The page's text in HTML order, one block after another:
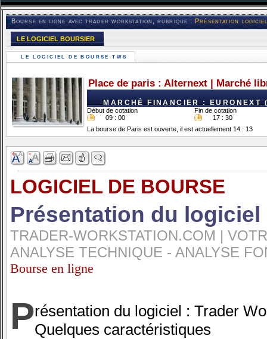
Bourse en ligne avec trader workstation, rubrique :Présentation
LE LOGICIEL BOURSIER
LE LOGICIEL DE BOURSE TWS
Place de paris : Alternext | Marché
MARCHÉ FINANCIER : EURONEXT
Début de cotation
Fin de cotation
09 : 00
17 : 30
La bourse de Paris est ouverte, il est actuellement 14 : 13
LOGICIEL DE BOURSE
Présentation du
TRADER-WORKSTATION.COM |
ANALYSE TECHNIQUE - ANALYSE
Bourse en ligne
Présentation du logiciel : Trader
Quelques caractéristiques